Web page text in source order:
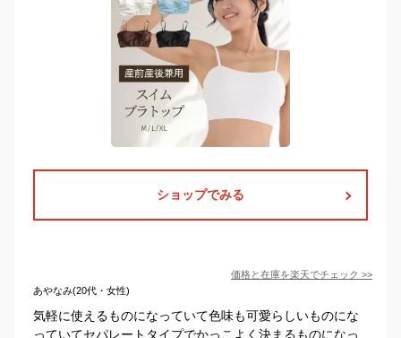
ショップでみる
価格と在庫を楽天でチェック >>
あやなみ(20代・女性)
気軽に使えるものになっていて色味も可愛らしいものにな
っていてセパレートタイプでかっこよく決まるものになっ